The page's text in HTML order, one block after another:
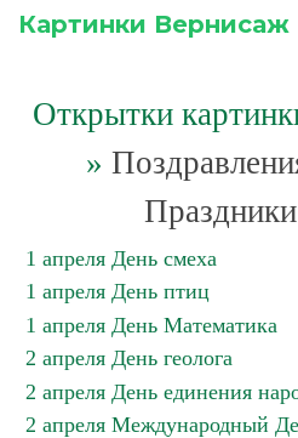
Картинки Вернисаж
Открытки
»
1 апреля День смеха
1 апреля День птиц
1 апреля День Математика
2 апреля День геолога
2 апреля День единения
2 апреля Международный